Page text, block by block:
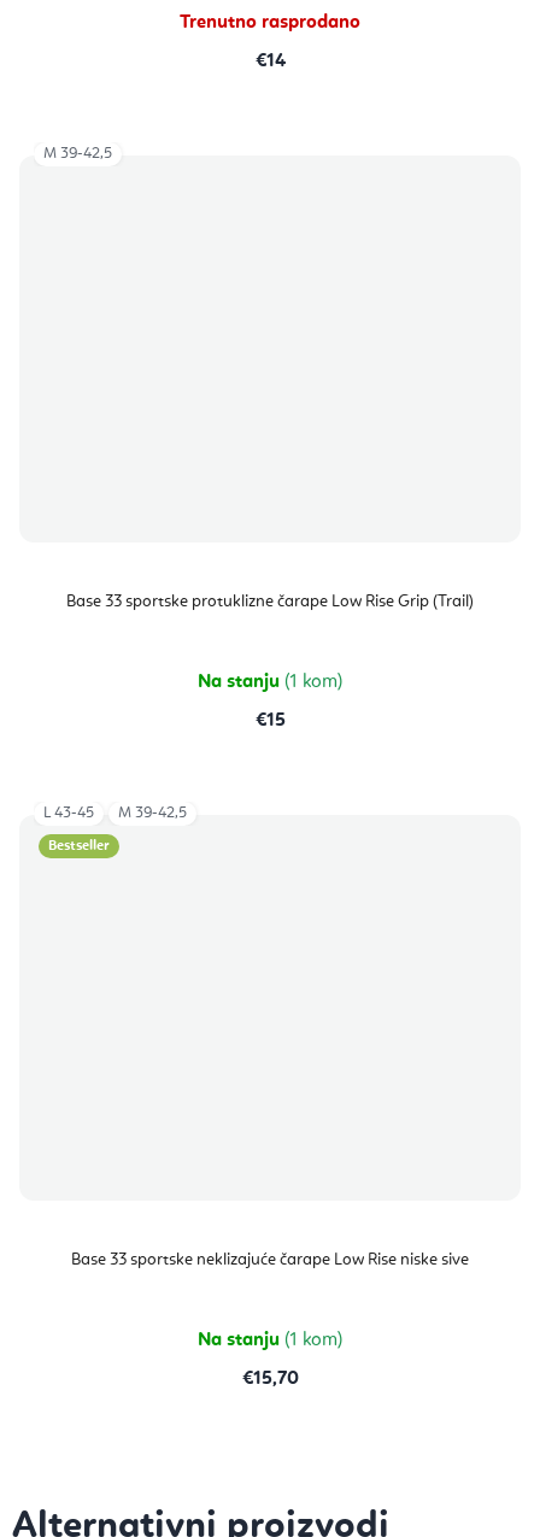
zvjezdica.
Trenutno rasprodano
€14
Base 33 sportske protuklizne čarape Low Rise Grip (Trail)
Na stanju (1 kom)
€15
M 39-42,5
Bestseller
Base 33 sportske neklizajuće čarape Low Rise niske sive
Na stanju (1 kom)
€15,70
L 43-45 M 39-42,5